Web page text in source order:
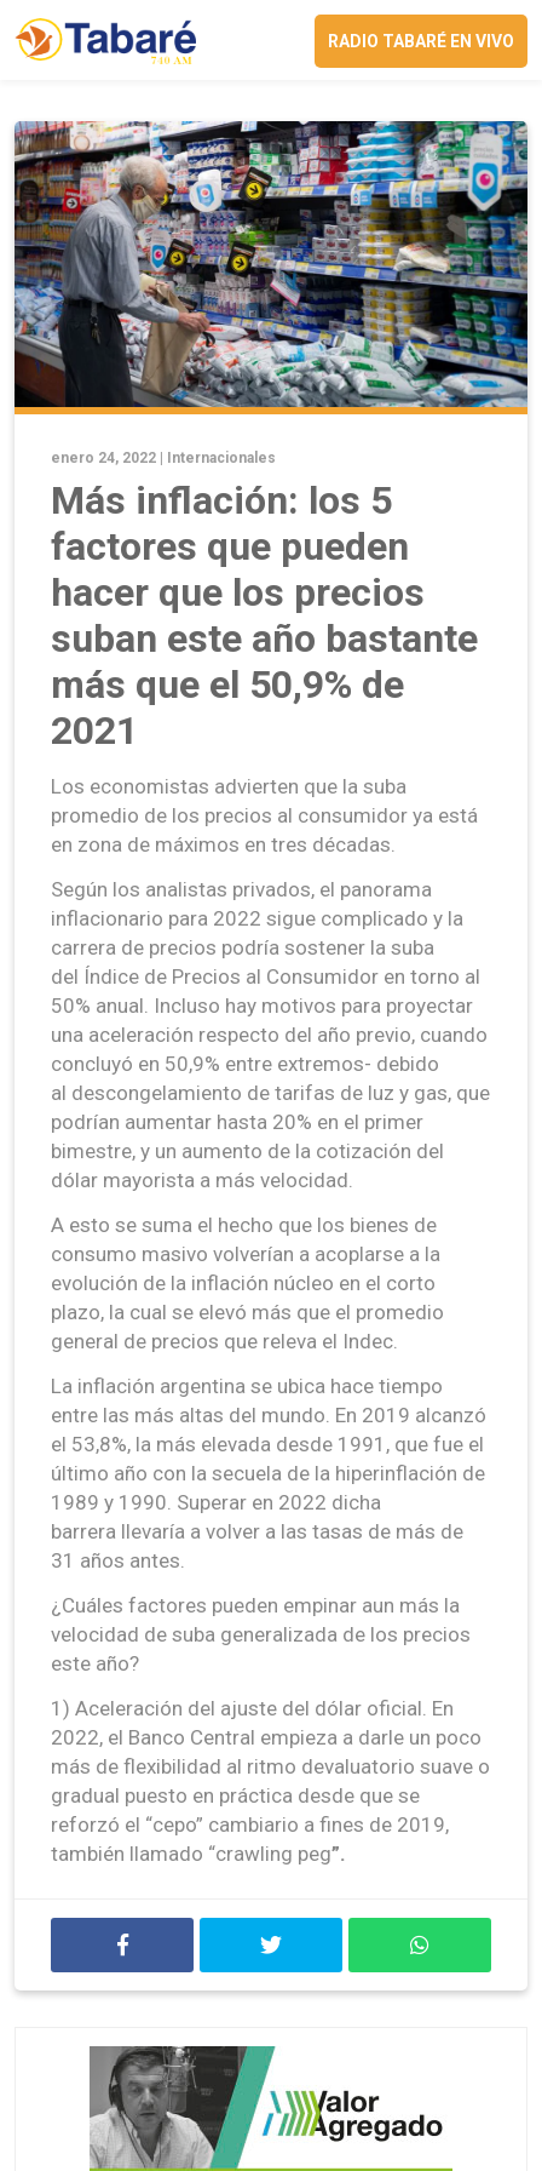
RADIO TABARÉ EN VIVO
enero 24, 2022 | Internacionales
Más inflación: los 5
factores que pueden
hacer que los precios
suban este año bastante
más que el 50,9% de
2021
Los economistas advierten que la suba
promedio de los precios al consumidor ya está
en zona de máximos en tres décadas.
Según los analistas privados, el panorama
inflacionario para 2022 sigue complicado y la
carrera de precios podría sostener la suba
del Índice de Precios al Consumidor en torno al
50% anual. Incluso hay motivos para proyectar
una aceleración respecto del año previo, cuando
concluyó en 50,9% entre extremos- debido
al descongelamiento de tarifas de luz y gas, que
podrían aumentar hasta 20% en el primer
bimestre, y un aumento de la cotización del
dólar mayorista a más velocidad.
A esto se suma el hecho que los bienes de
consumo masivo volverían a acoplarse a la
evolución de la inflación núcleo en el corto
plazo, la cual se elevó más que el promedio
general de precios que releva el Indec.
La inflación argentina se ubica hace tiempo
entre las más altas del mundo. En 2019 alcanzó
el 53,8%, la más elevada desde 1991, que fue el
último año con la secuela de la hiperinflación de
1989 y 1990. Superar en 2022 dicha
barrera llevaría a volver a las tasas de más de
31 años antes.
¿Cuáles factores pueden empinar aun más la
velocidad de suba generalizada de los precios
este año?
1) Aceleración del ajuste del dólar oficial. En
2022, el Banco Central empieza a darle un poco
más de flexibilidad al ritmo devaluatorio suave o
gradual puesto en práctica desde que se
reforzó el “cepo” cambiario a fines de 2019,
también llamado “crawling peg”.